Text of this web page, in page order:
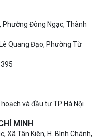
Phường Đông Ngạc, Thành
Quang Đạo, Phường Từ
và đầu tư TP Hà Nội
MINH
Xã Tân Kiên, H. Bình Chánh,